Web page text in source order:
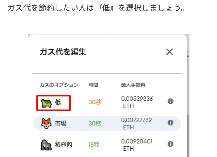
ガス代を節約したい人は 『低』 を選択しましょう。